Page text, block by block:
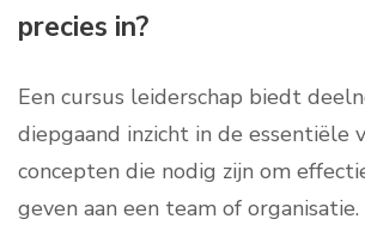
precies in?
Een cursus leiderschap biedt
diepgaand inzicht in de essentiële
concepten die nodig zijn om
geven aan een team of